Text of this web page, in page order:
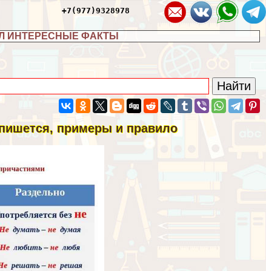
+7(977)9328978
ИНТЕРЕСНЫЕ ФАКТЫ
примеры и правило